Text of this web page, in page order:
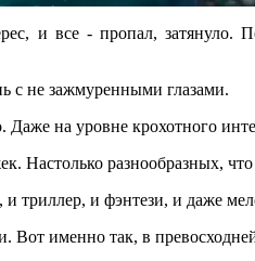
и все - пропал,
с не зажмуренными глазами.
Даже на уровне крохотного
Настолько разнообразных,
триллер, и фэнтези, и даже
именно так, в